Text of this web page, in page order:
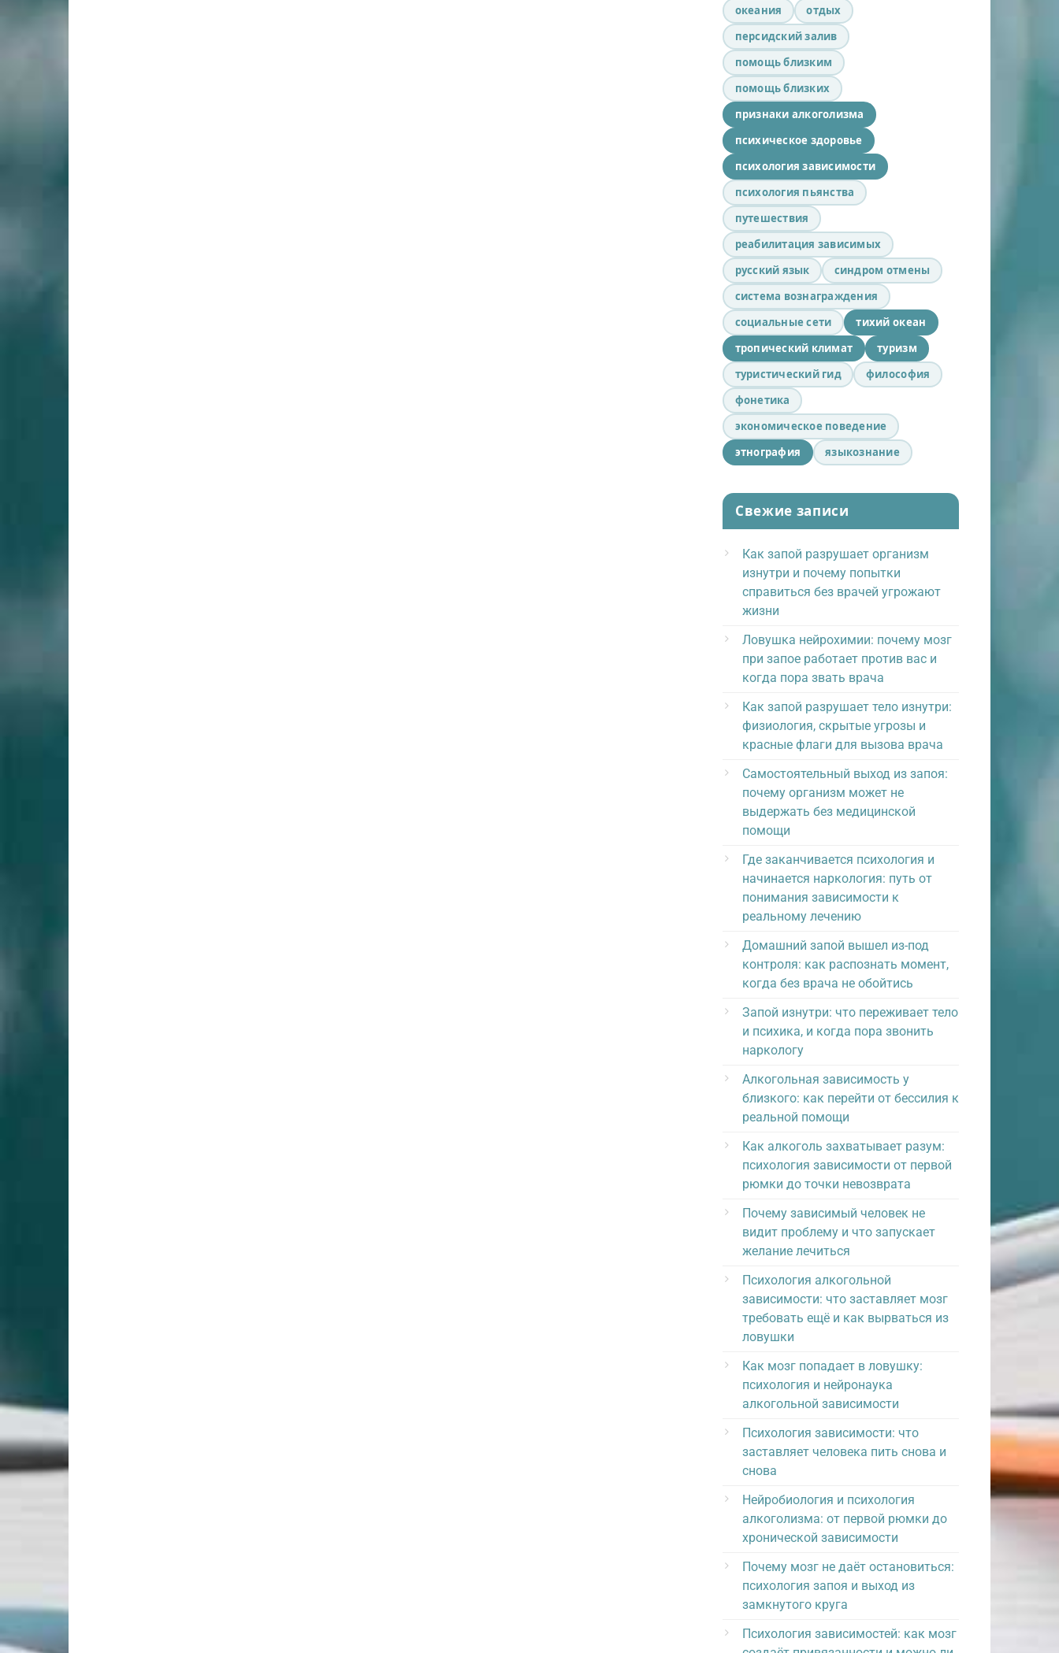
океания
отдых
персидский залив
помощь близким
помощь близких
признаки алкоголизма
психическое здоровье
психология зависимости
психология пьянства
путешествия
реабилитация зависимых
русский язык
синдром отмены
система вознаграждения
социальные сети
тихий океан
тропический климат
туризм
туристический гид
философия
фонетика
экономическое поведение
этнография
языкознание
Свежие записи
Как запой разрушает организм
изнутри и почему попытки
справиться без врачей угрожают
жизни
Ловушка нейрохимии: почему мозг
при запое работает против вас и
когда пора звать врача
Как запой разрушает тело изнутри:
физиология, скрытые угрозы и
красные флаги для вызова врача
Самостоятельный выход из запоя:
почему организм может не
выдержать без медицинской
помощи
Где заканчивается психология и
начинается наркология: путь от
понимания зависимости к
реальному лечению
Домашний запой вышел из-под
контроля: как распознать момент,
когда без врача не обойтись
Запой изнутри: что переживает тело
и психика, и когда пора звонить
наркологу
Алкогольная зависимость у
близкого: как перейти от бессилия к
реальной помощи
Как алкоголь захватывает разум:
психология зависимости от первой
рюмки до точки невозврата
Почему зависимый человек не
видит проблему и что запускает
желание лечиться
Психология алкогольной
зависимости: что заставляет мозг
требовать ещё и как вырваться из
ловушки
Как мозг попадает в ловушку:
психология и нейронаука
алкогольной зависимости
Психология зависимости: что
заставляет человека пить снова и
снова
Нейробиология и психология
алкоголизма: от первой рюмки до
хронической зависимости
Почему мозг не даёт остановиться:
психология запоя и выход из
замкнутого круга
Психология зависимостей: как мозг